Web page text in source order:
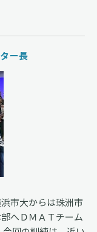
ー長
市大からは珠洲市
へＤＭＡＴチーム